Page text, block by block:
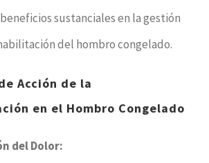
sustanciales en la gestión
del hombro congelado.
Acción de la
en el Hombro Congelado
del Dolor: